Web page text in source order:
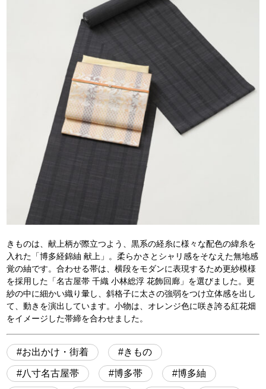
きものは、献上柄が際立つよう、黒系の経糸に様々な配色の緯糸を
入れた「博多経錦紬 献上」。柔らかさとシャリ感をそなえた無地感
覚の紬です。合わせる帯は、横段をモダンに表現するため更紗模様
を採用した「名古屋帯 千織 小林総浮 花飾回廊」を選びました。更
紗の中に細かい織り暈し、斜格子に太さの強弱をつけ立体感を出し
て、動きを演出しています。小物は、オレンジ色に咲き誇る紅花畑
をイメージした帯締を合わせました。
お出かけ・街着 きもの
八寸名古屋帯 博多帯 博多紬